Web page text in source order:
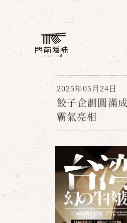
2025年05月24日
餃子企劃圓滿
霸氣亮相